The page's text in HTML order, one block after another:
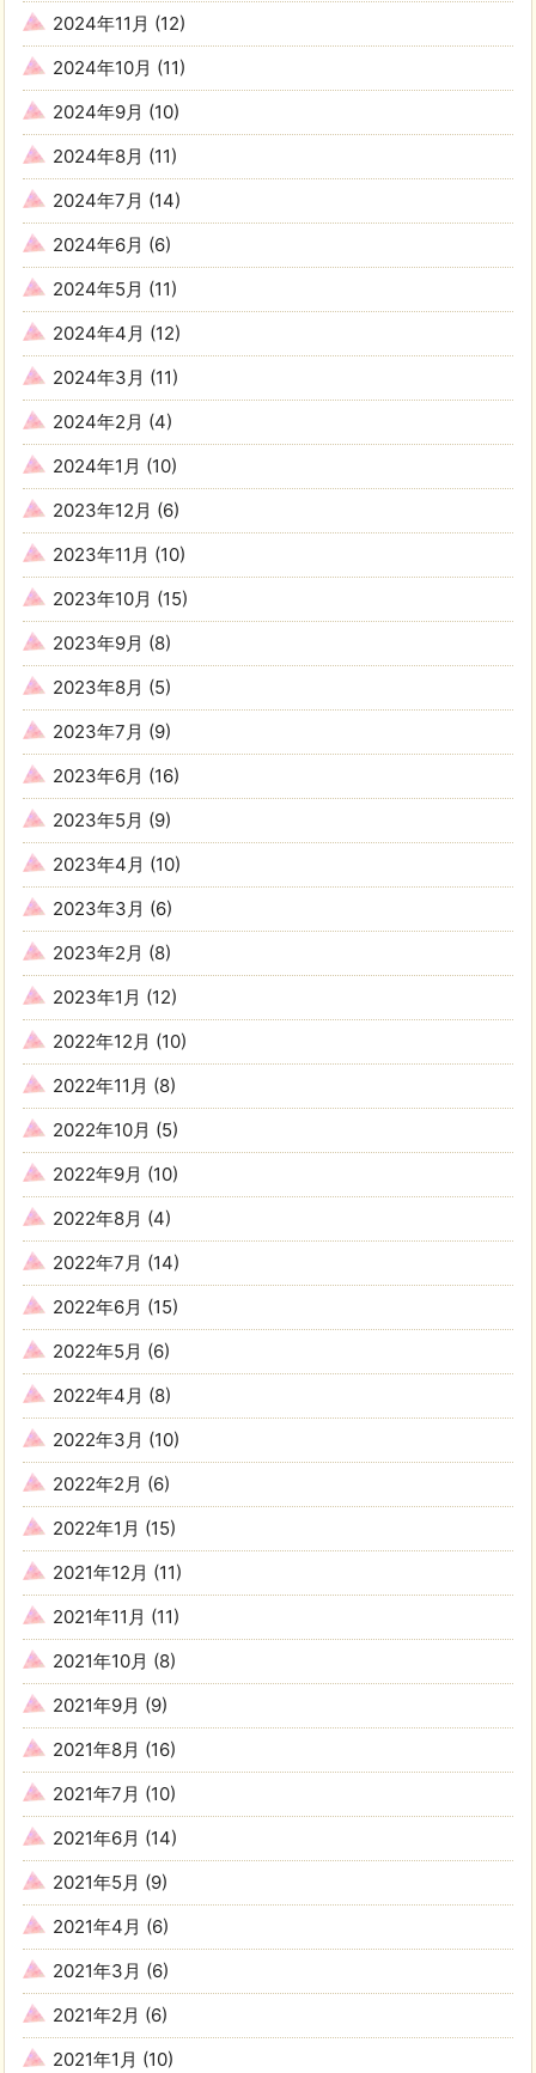
2024年11月 (12)
2024年10月 (11)
2024年9月 (10)
2024年8月 (11)
2024年7月 (14)
2024年6月 (6)
2024年5月 (11)
2024年4月 (12)
2024年3月 (11)
2024年2月 (4)
2024年1月 (10)
2023年12月 (6)
2023年11月 (10)
2023年10月 (15)
2023年9月 (8)
2023年8月 (5)
2023年7月 (9)
2023年6月 (16)
2023年5月 (9)
2023年4月 (10)
2023年3月 (6)
2023年2月 (8)
2023年1月 (12)
2022年12月 (10)
2022年11月 (8)
2022年10月 (5)
2022年9月 (10)
2022年8月 (4)
2022年7月 (14)
2022年6月 (15)
2022年5月 (6)
2022年4月 (8)
2022年3月 (10)
2022年2月 (6)
2022年1月 (15)
2021年12月 (11)
2021年11月 (11)
2021年10月 (8)
2021年9月 (9)
2021年8月 (16)
2021年7月 (10)
2021年6月 (14)
2021年5月 (9)
2021年4月 (6)
2021年3月 (6)
2021年2月 (6)
2021年1月 (10)